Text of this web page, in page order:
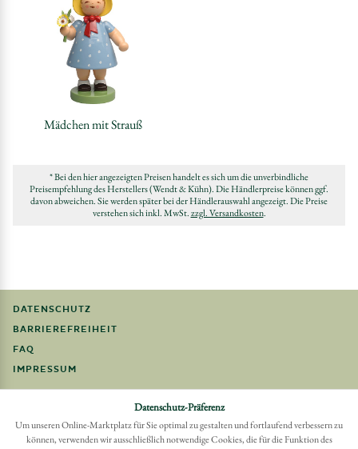
Mädchen mit Strauß
* Bei den hier angezeigten Preisen handelt es sich um die unverbindliche
Preisempfehlung des Herstellers (Wendt & Kühn). Die Händlerpreise können ggf.
davon abweichen. Sie werden später bei der Händlerauswahl angezeigt. Die Preise
verstehen sich inkl. MwSt.zzgl. Versandkosten.
DATENSCHUTZ
BARRIEREFREIHEIT
FAQ
IMPRESSUM
Möchten Sie eine Bestellung widerrufen?
Hier Widerruf mit wenigen Klicks online erreichen
BESTELLUNG WIDERRUFEN
Datenschutz-Präferenz
Um unseren Online-Marktplatz für Sie optimal zu gestalten und fortlaufend verbessern zu
können, verwenden wir ausschließlich notwendige Cookies, die für die Funktion des